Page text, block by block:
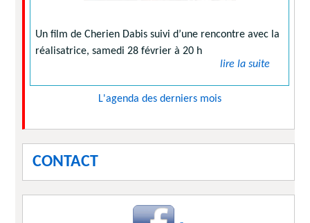
Un film de Cherien Dabis suivi d’une rencontre avec la
réalisatrice, samedi 28 février à 20 h
lire la suite
L'agenda des derniers mois
CONTACT